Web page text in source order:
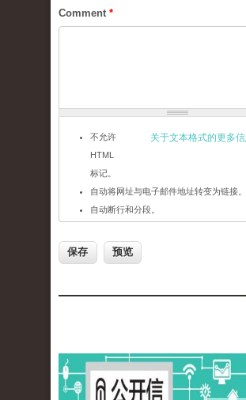
Comment *
关于文本格式的更多
不允许
HTML
标记。
自动将网址与电子邮件地址转变为链接。
自动断行和分段。